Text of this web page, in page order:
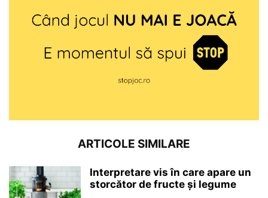
ARTICOLE SIMILARE
Interpretare vis în care apare un
storcător de fructe și legume